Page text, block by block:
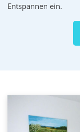
Entspannen ein.